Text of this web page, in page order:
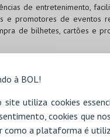
à BOL!
site utiliza cookies
cookies que
como a plataforma é
de entretenimento,
e promotores de eventos
de bilhetes, cartões e
e ofertas exclusivas para
nos em
específicas e merece a